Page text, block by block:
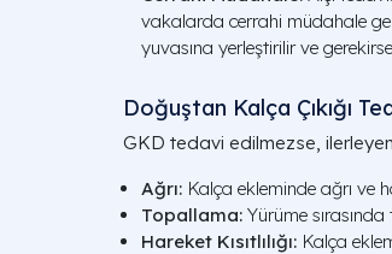
vakalarda cerrahi müdahale
yuvasına yerleştirilir ve
Doğuştan Kalça Çıkığı
GKD tedavi edilmezse,
Ağrı: Kalça ekleminde ağrı ve
Topallama: Yürüme
Hareket Kısıtlılığı: Kalça